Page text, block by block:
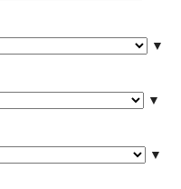
▼
▼
▼